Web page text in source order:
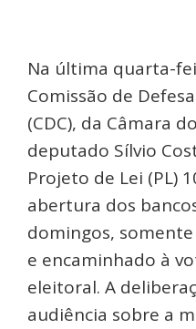
Na última quarta-
Comissão de
(CDC), da Câmara
deputado Sílvio
Projeto de Lei (PL)
abertura dos
domingos,
e encaminhado à
eleitoral. A
audiência sobre a